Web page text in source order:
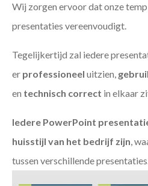
Wij zorgen ervoor dat onze
presentaties vereenvoudigt.
Tegelijkertijd zal iedere
er professioneel uitzien,
en technisch correct in elkaar
Iedere PowerPoint
huisstijl van het bedrijf zijn,
tussen verschillende